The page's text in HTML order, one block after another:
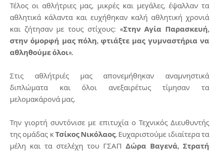
Τέλος οι αθλήτριες μας, μικρές και μεγάλες, έψαλλαν τα
αθλητικά κάλαντα και ευχήθηκαν καλή αθλητική χρονιά
και ζήτησαν με τους στίχους: «Στην Αγία Παρασκευή,
στην όμορφή μας πόλη, φτιάξτε μας γυμναστήρια να
αθληθούμε όλοι».
Στις αθλήτριές μας απονεμήθηκαν αναμνηστικά
διπλώματα και όλοι ανεξαιρέτως τίμησαν τα
μελομακάρονά μας.
Την γιορτή συντόνισε με επιτυχία ο Τεχνικός Διευθυντής
της ομάδας κΤσίκος Νικόλαος . Ευχαριστούμε ιδιαίτερα τα
μέλη και τα στελέχη του ΓΣΑΠ Δώρα Βαγενά, Στρατή